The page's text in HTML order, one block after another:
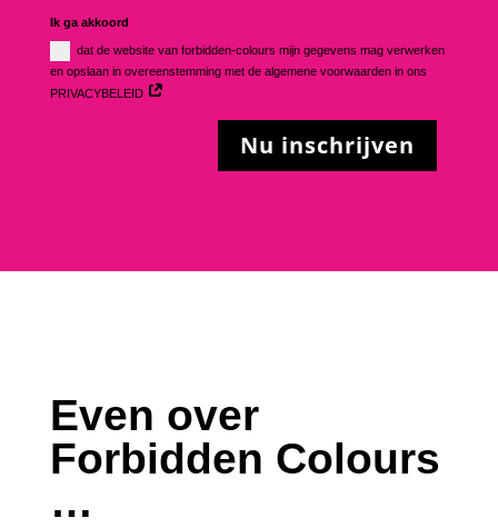
Ik ga akkoord
dat de website van forbidden-colours mijn gegevens mag verwerken
en opslaan in overeenstemming met de algemene voorwaarden in ons
PRIVACYBELEID
Nu inschrijven
Even over
Forbidden Colours
…